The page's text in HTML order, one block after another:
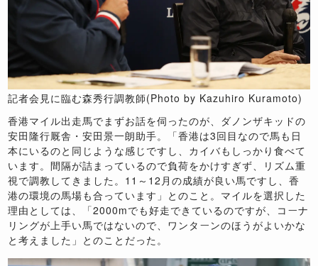
記者会見に臨む森秀行調教師(Photo by Kazuhiro Kuramoto)
香港マイル出走馬でまずお話を伺ったのが、ダノンザキッドの
安田隆行厩舎・安田景一朗助手。「香港は3回目なので馬も日
本にいるのと同じような感じですし、カイバもしっかり食べて
います。間隔が詰まっているので負荷をかけすぎず、リズム重
視で調教してきました。 11 ～ 12 月の成績が良い馬ですし、香
港の環境の馬場も合っています」とのこと。マイルを選択した
理由としては、「2000mでも好走できているのですが、コーナ
リングが上手い馬ではないので、ワンターンのほうがよいかな
と考えました」とのことだった。